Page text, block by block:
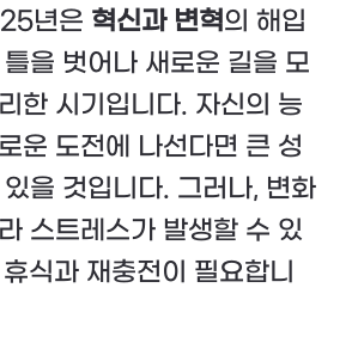
년은 혁신과 변혁의 해입
을 벗어나 새로운 길을 모
한 시기입니다. 자신의 능
운 도전에 나선다면 큰 성
을 것입니다. 그러나, 변화
스트레스가 발생할 수 있
식과 재충전이 필요합니